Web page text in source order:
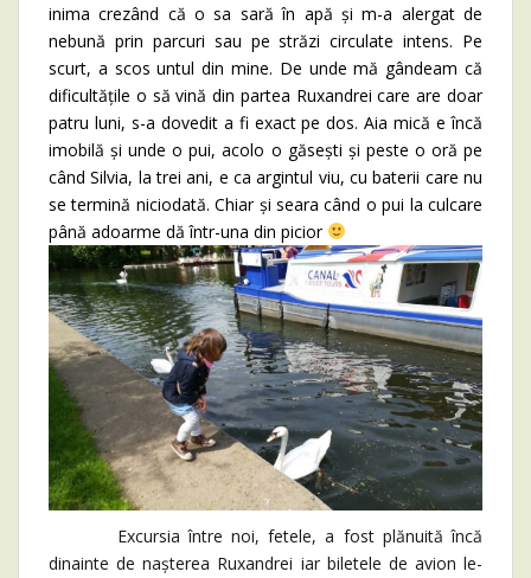
inima crezând că o sa sară în apă și m-a alergat de
nebună prin parcuri sau pe străzi circulate intens. Pe
scurt, a scos untul din mine. De unde mă gândeam că
dificultățile o să vină din partea Ruxandrei care are doar
patru luni, s-a dovedit a fi exact pe dos. Aia mică e încă
imobilă și unde o pui, acolo o găsești și peste o oră pe
când Silvia, la trei ani, e ca argintul viu, cu baterii care nu
se termină niciodată. Chiar și seara când o pui la culcare
până adoarme dă într-una din picior
Excursia între noi, fetele, a fost plănuită încă
dinainte de nașterea Ruxandrei iar biletele de avion le-